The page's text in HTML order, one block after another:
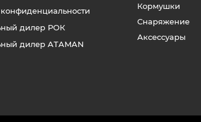
дилер РОК
дилер ATAMAN
Кормушки
Снаряжение
Аксессуары